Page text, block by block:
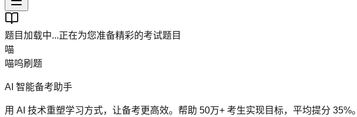
题目加载中...正在为您准备精彩的考试题目
喵
喵呜刷题
AI 智能备考助手
用 AI 技术重塑学习方式，让备考更高效。帮助 50万+ 考生实现目标，平均提分 35%。